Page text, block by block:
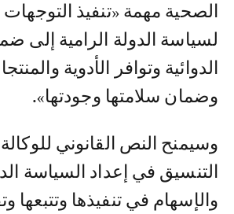
الصحية مهمة «تنفيذ التوجهات
لسياسة الدولة الرامية إلى
الدوائية وتوافر الأدوية
وضمان سلامتها وجودتها».
وسيمنح النص القانوني
التنسيق في إعداد السياسة
والإسهام في تنفيذها وتتبعها